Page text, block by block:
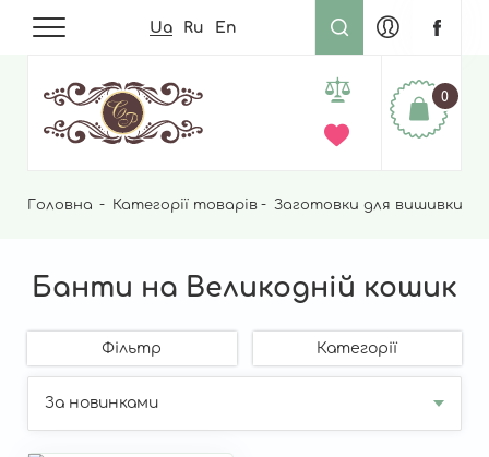
Ua Ru En
0
Рядок
Головна Категорії товарів Заготовки для вишивки
Банти на Великодній кошик
Фільтр Категорії